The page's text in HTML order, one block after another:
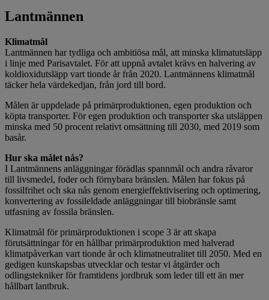
Lantmännen
Klimatmål
Lantmännen har tydliga och ambitiösa mål, att minska klimatutsläpp
i linje med Parisavtalet. För att uppnå avtalet krävs en halvering av
koldioxidutsläpp vart tionde år från 2020. Lantmännens klimatmål
täcker hela värdekedjan, från jord till bord.
Målen är uppdelade på primärproduktionen, egen produktion och
köpta transporter. För egen produktion och transporter ska utsläppen
minska med 50 procent relativt omsättning till 2030, med 2019 som
basår.
Hur ska målet nås?
I Lantmännens anläggningar förädlas spannmål och andra råvaror
till livsmedel, foder och förnybara bränslen. Målen har fokus på
fossilfrihet och ska nås genom energieffektivisering och optimering,
konvertering av fossileldade anläggningar till biobränsle samt
utfasning av fossila bränslen.
Klimatmål för primärproduktionen i scope 3 är att skapa
förutsättningar för en hållbar primärproduktion med halverad
klimatpåverkan vart tionde år och klimatneutralitet till 2050. Med en
gedigen kunskapsbas utvecklar och testar vi åtgärder och
odlingstekniker för framtidens jordbruk som leder till ett än mer
hållbart lantbruk.